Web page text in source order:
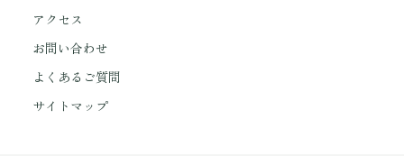
アクセス
お問い合わせ
よくあるご質問
サイトマップ